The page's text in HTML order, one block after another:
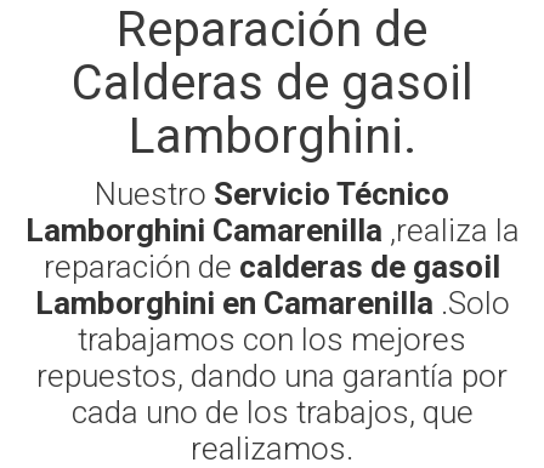
Reparación de
Calderas de gasoil
Lamborghini.
Nuestro Servicio Técnico
Lamborghini Camarenilla ,realiza la
reparación de calderas de gasoil
Lamborghini en Camarenilla .Solo
trabajamos con los mejores
repuestos, dando una garantía por
cada uno de los trabajos, que
realizamos.